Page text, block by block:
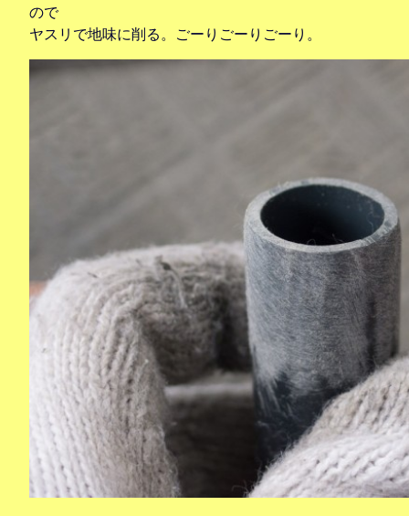
ので
ヤスリで地味に削る。ごーりごーりごーり。